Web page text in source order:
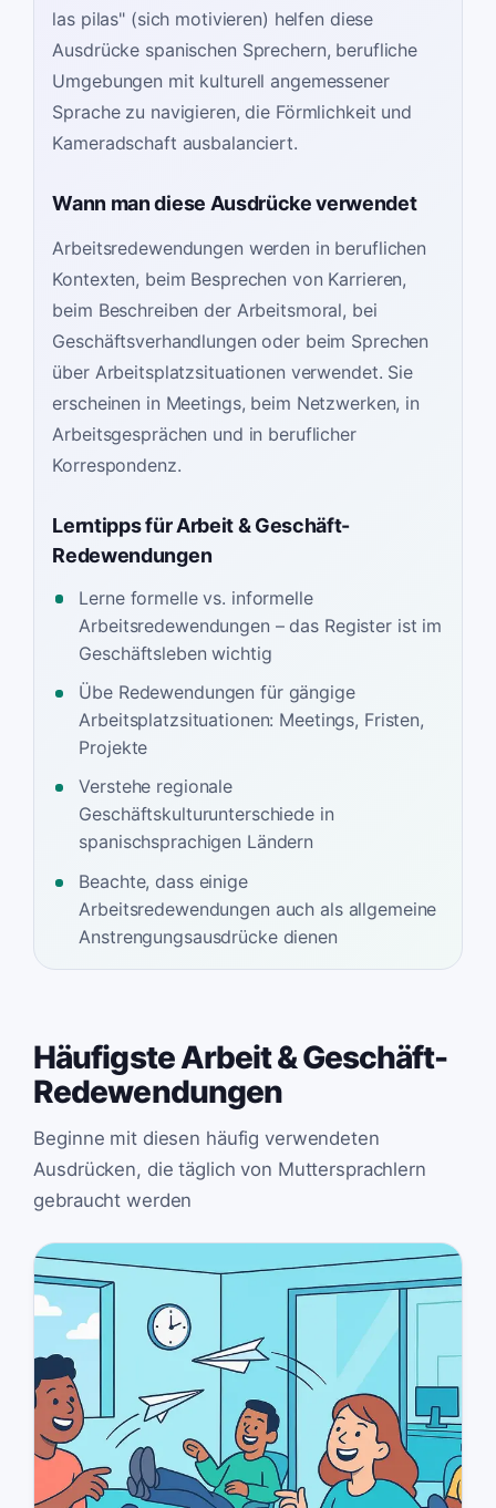
las pilas" (sich motivieren) helfen diese
Ausdrücke spanischen Sprechern, berufliche
Umgebungen mit kulturell angemessener
Sprache zu navigieren, die Förmlichkeit und
Kameradschaft ausbalanciert.
Wann man diese Ausdrücke verwendet
Arbeitsredewendungen werden in beruflichen
Kontexten, beim Besprechen von Karrieren,
beim Beschreiben der Arbeitsmoral, bei
Geschäftsverhandlungen oder beim Sprechen
über Arbeitsplatzsituationen verwendet. Sie
erscheinen in Meetings, beim Netzwerken, in
Arbeitsgesprächen und in beruflicher
Korrespondenz.
Lerntipps für Arbeit & Geschäft-
Redewendungen
Lerne formelle vs. informelle
Arbeitsredewendungen – das Register ist im
Geschäftsleben wichtig
Übe Redewendungen für gängige
Arbeitsplatzsituationen: Meetings, Fristen,
Projekte
Verstehe regionale
Geschäftskulturunterschiede in
spanischsprachigen Ländern
Beachte, dass einige
Arbeitsredewendungen auch als allgemeine
Anstrengungsausdrücke dienen
Häufigste Arbeit & Geschäft-
Redewendungen
Beginne mit diesen häufig verwendeten
Ausdrücken, die täglich von Muttersprachlern
gebraucht werden